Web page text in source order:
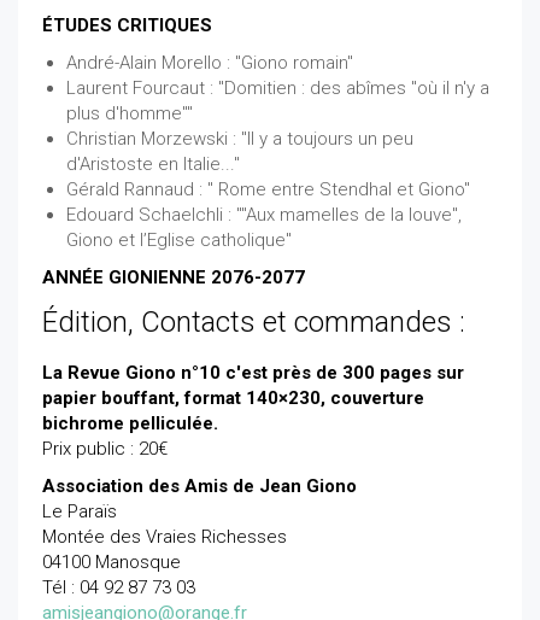
ÉTUDES CRITIQUES
André-Alain Morello : "Giono romain"
Laurent Fourcaut : "Domitien : des abîmes "où il n'y a
plus d'homme""
Christian Morzewski : "Il y a toujours un peu
d'Aristoste en Italie..."
Gérald Rannaud : " Rome entre Stendhal et Giono"
Edouard Schaelchli : ""Aux mamelles de la louve",
Giono et l’Eglise catholique"
ANNÉE GIONIENNE 2076-2077
Édition, Contacts et commandes :
La Revue Giono n°10 c'est près de 300 pages sur
papier bouffant, format 140×230, couverture
bichrome pelliculée.
Prix public : 20€
Association des Amis de Jean Giono
Le Paraïs
Montée des Vraies Richesses
04100 Manosque
Tél : 04 92 87 73 03
amisjeangiono@orange.fr